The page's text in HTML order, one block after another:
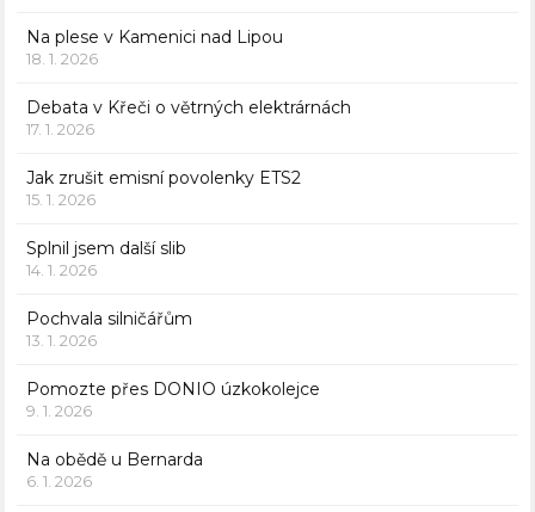
Na plese v Kamenici nad Lipou
18. 1. 2026
Debata v Křeči o větrných elektrárnách
17. 1. 2026
Jak zrušit emisní povolenky ETS2
15. 1. 2026
Splnil jsem další slib
14. 1. 2026
Pochvala silničářům
13. 1. 2026
Pomozte přes DONIO úzkokolejce
9. 1. 2026
Na obědě u Bernarda
6. 1. 2026